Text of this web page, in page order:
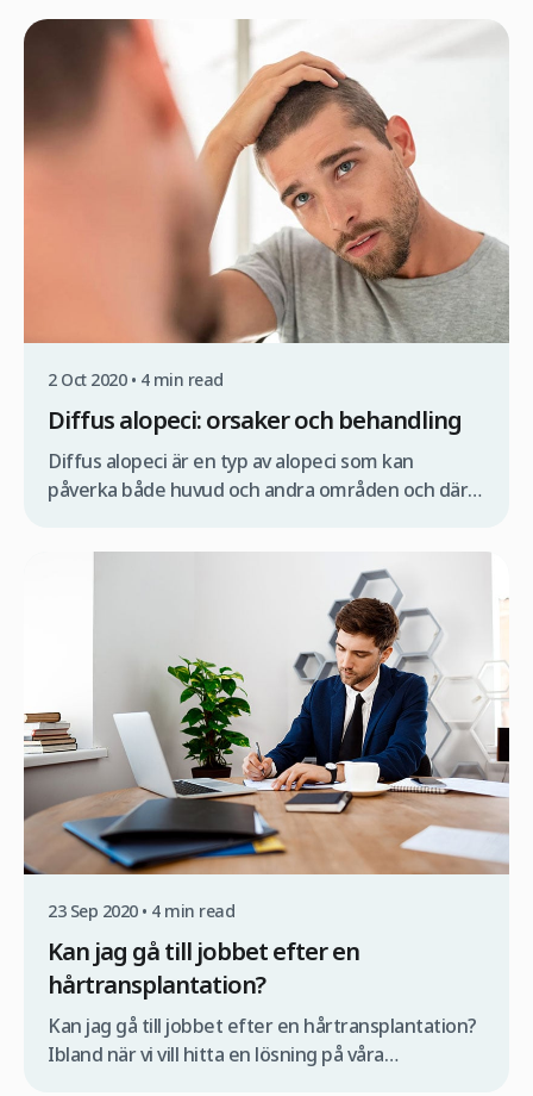
kommer att kunna få en hårtransplantation som
transplanterar tusentals av deras egna hårsäckar:
inte tagna från deras huvud eller kropp, utan
multiplicerade i ett laboratorium. Om du är en av
de människor som […]
2 Oct 2020 • 4 min read
Diffus alopeci: orsaker och behandling
Diffus alopeci är en typ av alopeci som kan
påverka både huvud och andra områden och där
styrka, blir tunnare, mer skört och faller slutligen
från hårbotten, och gör till och med vissa
områden helt fria från hår. Detta tillstånd är
likgiltigt med kön: det vill säga, diffus alopeci […]
23 Sep 2020 • 4 min read
Kan jag gå till jobbet efter en
hårtransplantation?
Kan jag gå till jobbet efter en hårtransplantation?
Ibland när vi vill hitta en lösning på våra